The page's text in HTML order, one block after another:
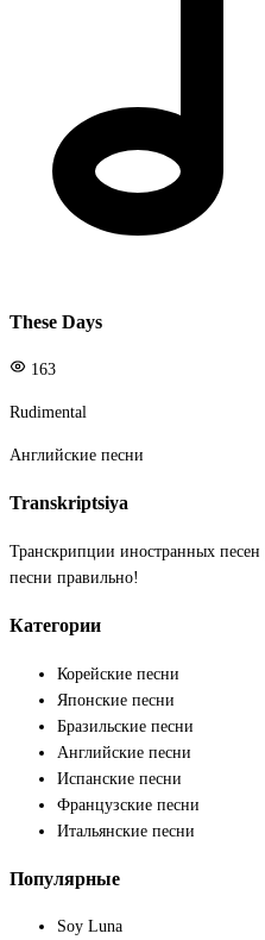
These Days
163
Rudimental
Английские песни
Transkriptsiya
Транскрипции иностранных
песни правильно!
Категории
Корейские песни
Японские песни
Бразильские песни
Английские песни
Испанские песни
Французские песни
Итальянские песни
Популярные
Soy Luna